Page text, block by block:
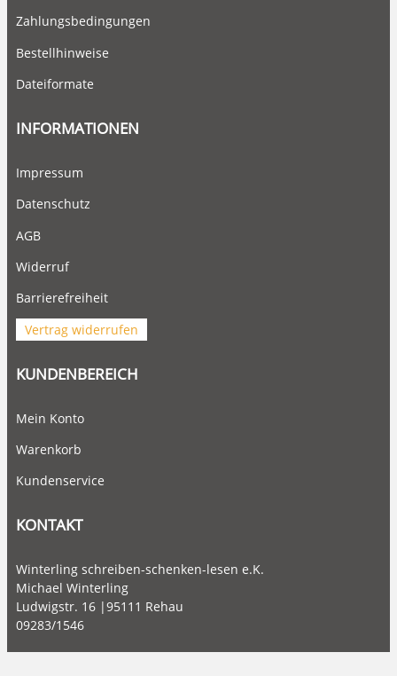
Zahlungsbedingungen
Bestellhinweise
Dateiformate
INFORMATIONEN
Impressum
Datenschutz
AGB
Widerruf
Barrierefreiheit
Vertrag widerrufen
KUNDENBEREICH
Mein Konto
Warenkorb
Kundenservice
KONTAKT
Winterling schreiben-schenken-lesen e.K.
Michael Winterling
Ludwigstr. 16 |95111 Rehau
09283/1546